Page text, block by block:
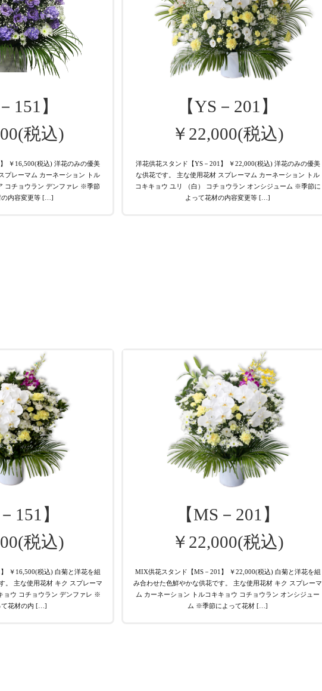
151】
税込)
￥16,500(税込) 洋花のみの優美
プレーマム カーネーション トル
コチョウラン デンファレ ※季節
の内容変更等 […]
【YS－201】
￥22,000(税込)
洋花供花スタンド【YS－201】 ￥22,000(税込) 洋花のみの優美
な供花です。 主な使用花材 スプレーマム カーネーション トル
コキキョウ ユリ （白） コチョウラン オンシジューム ※季節に
よって花材の内容変更等 […]
151】
税込)
￥16,500(税込) 白菊と洋花を組
。 主な使用花材 キク スプレーマ
ョウ コチョウラン デンファレ ※
て花材の内 […]
【MS－201】
￥22,000(税込)
MIX供花スタンド【MS－201】 ￥22,000(税込) 白菊と洋花を組
み合わせた色鮮やかな供花です。 主な使用花材 キク スプレーマ
ム カーネーション トルコキキョウ コチョウラン オンシジュー
ム ※季節によって花材 […]